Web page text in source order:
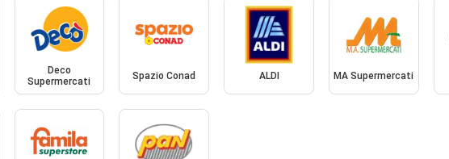
Deco
Supermercati
Spazio Conad ALDI MA Supermercati